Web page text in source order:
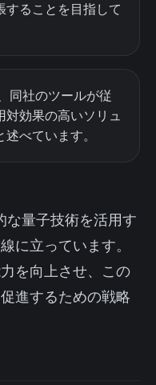
することを目指して
同社のツールが従
対効果の高いソリュ
べています。
な量子技術を活用す
に立っています。
を向上させ、この
進するための戦略